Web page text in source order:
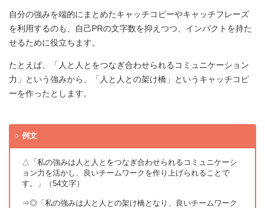
自分の強みを端的にまとめたキャッチコピーやキャッチフレーズ
を利用するのも、自己PRの文字数を抑えつつ、インパクトを持た
せるために役立ちます。
たとえば、「人と人とをつなぎ合わせられるコミュニケーション
力」という強みから、「人と人との架け橋」というキャッチコピ
ーを作ったとします。
例文
△「私の強みは人と人とをつなぎ合わせられるコミュニケーシ
ョン力を活かし、良いチームワークを作り上げられることで
す。」（54文字）
⇒◎「私の強みは人と人との架け橋となり、良いチームワーク